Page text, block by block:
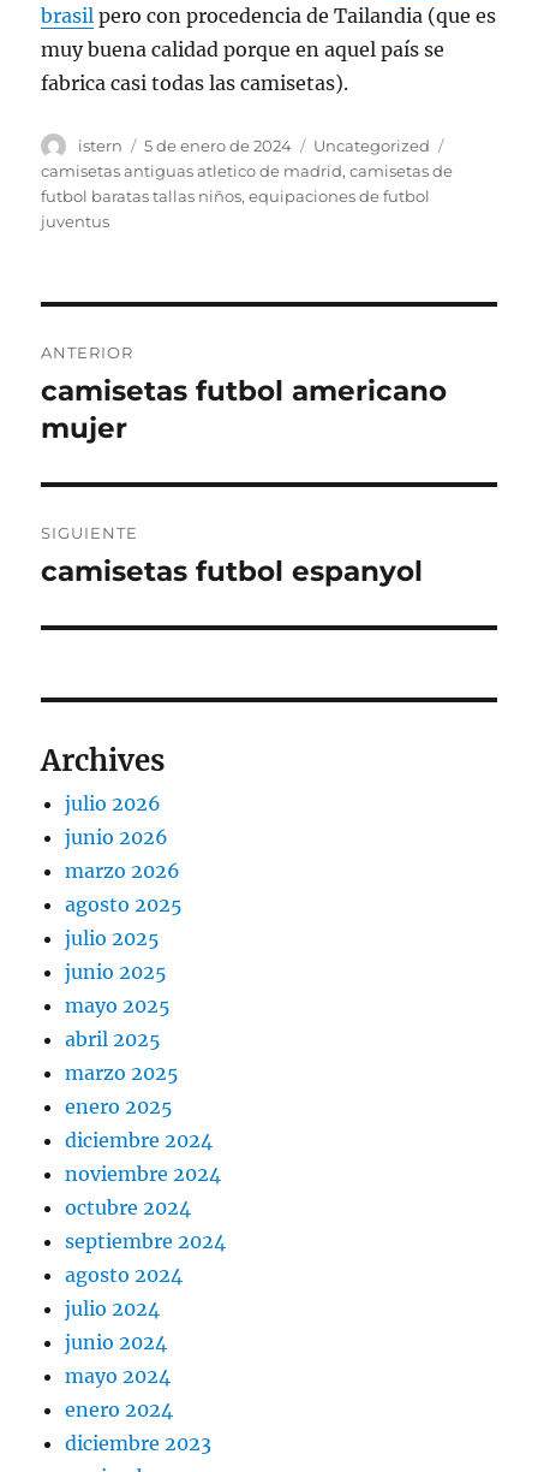
brasil pero con procedencia de Tailandia (que es
muy buena calidad porque en aquel país se
fabrica casi todas las camisetas).
Autor
istern
Publicado
el
5 de enero de 2024 Categorías
Uncategorized
camisetas antiguas atletico de madrid,camisetas de
futbol baratas tallas niños,equipaciones de futbol
juventus
de
entradas
ANTERIOR
Entrada
anterior:
camisetas futbol americano
mujer
SIGUIENTE
Entrada
camisetas futbol espanyol
Archives
julio 2026
junio 2026
marzo 2026
agosto 2025
julio 2025
junio 2025
mayo 2025
abril 2025
marzo 2025
enero 2025
diciembre 2024
noviembre 2024
octubre 2024
septiembre 2024
agosto 2024
julio 2024
junio 2024
mayo 2024
enero 2024
diciembre 2023